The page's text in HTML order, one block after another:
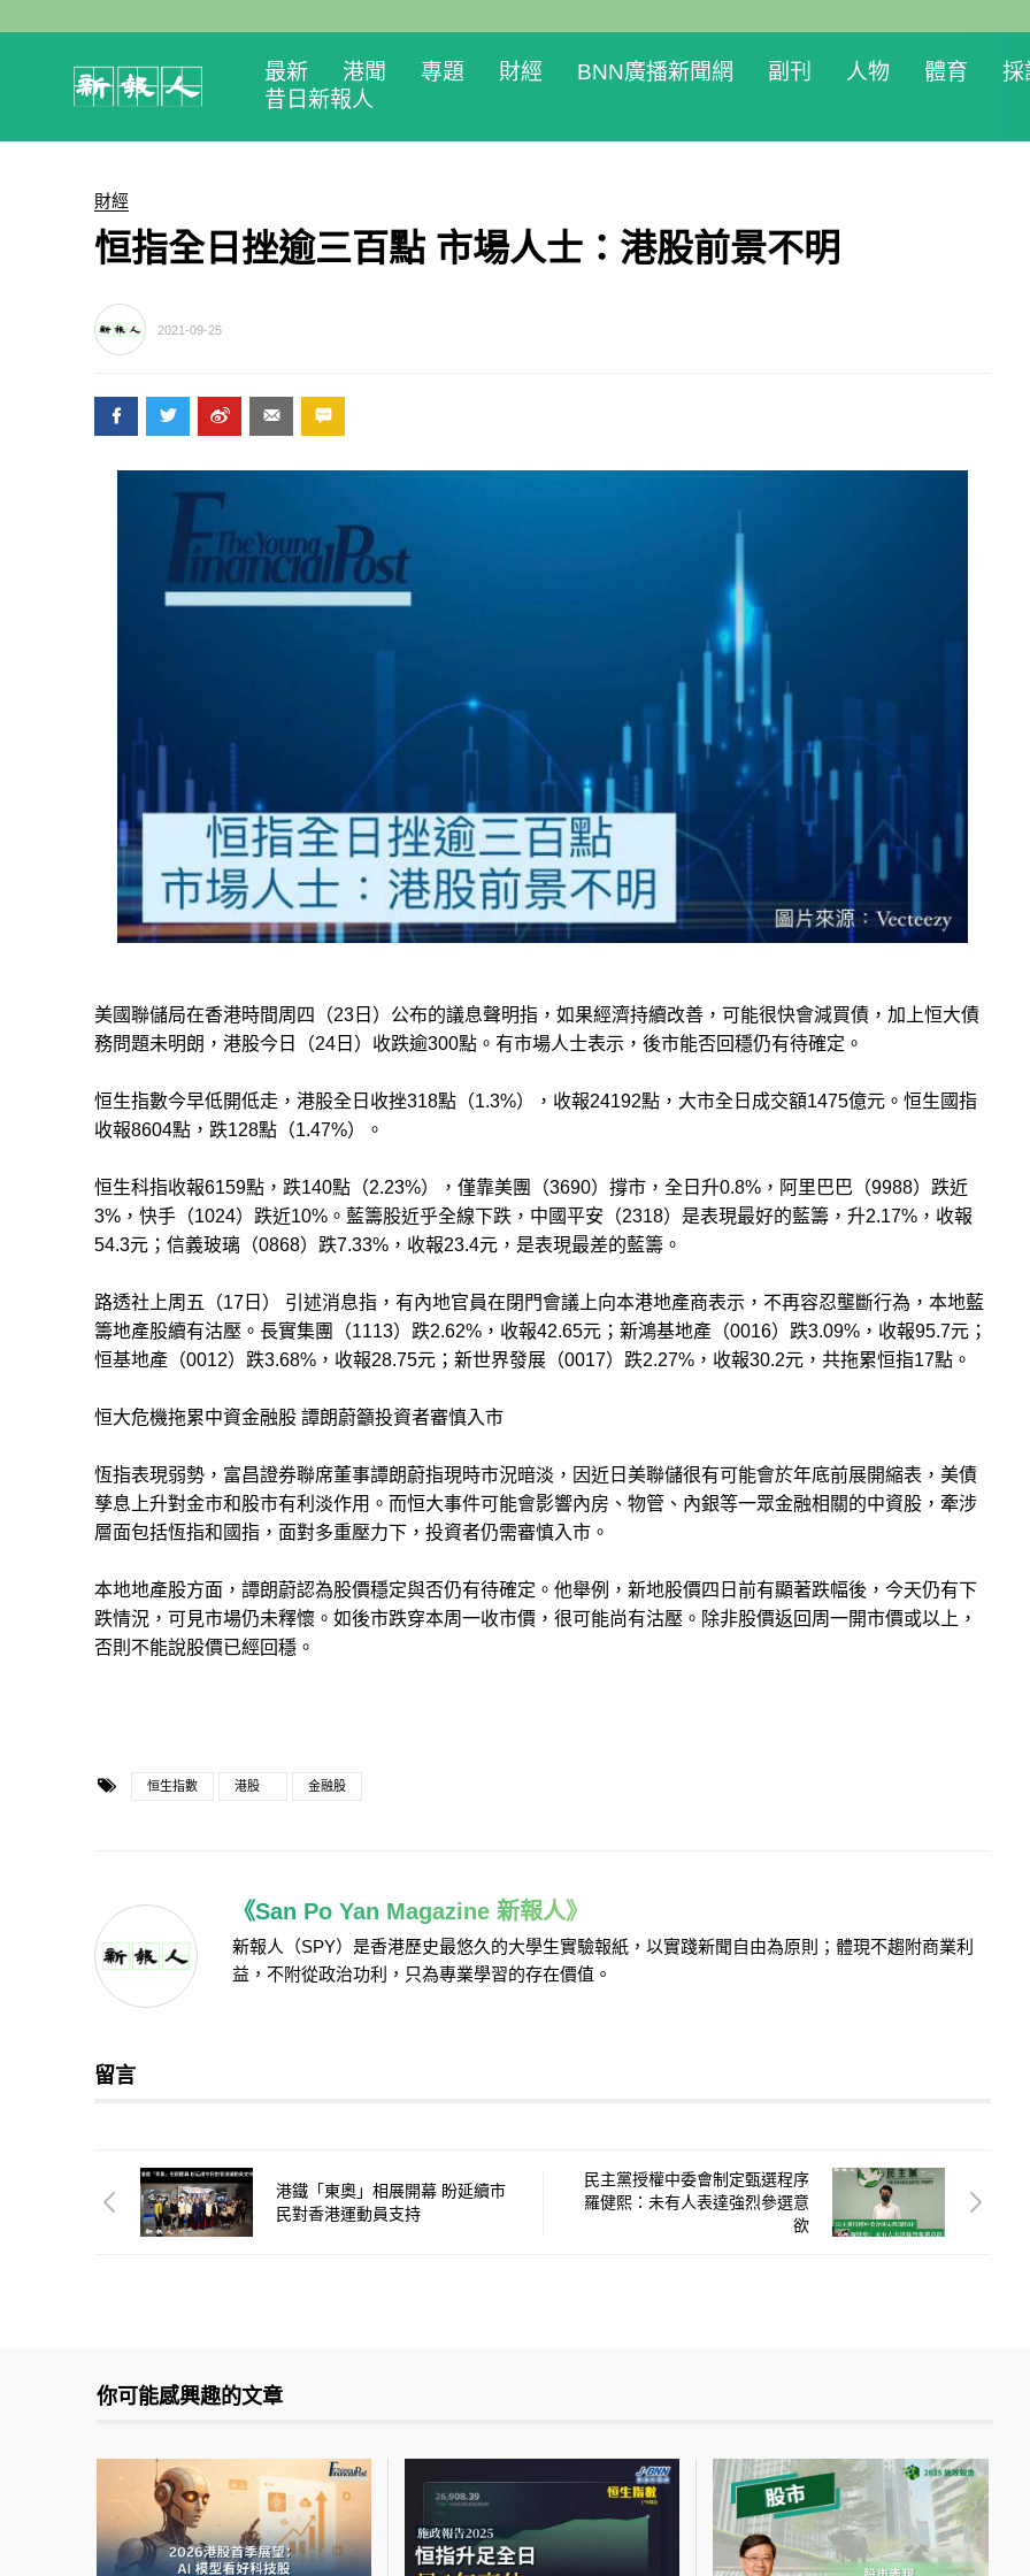
最新 港聞 專題 財經 BNN廣播新聞網 副刊 人物 體育 採
昔日新報人
財經
恒指全日挫逾三百點 市場人士：港股前景不明
2021-09-25
美國聯儲局在香港時間周四（23日）公布的議息聲明指，如果經濟持續改善，可能很快會減買債，加上恒大債
務問題未明朗，港股今日（24日）收跌逾300點。有市場人士表示，後市能否回穩仍有待確定。
恒生指數今早低開低走，港股全日收挫318點（1.3%），收報24192點，大市全日成交額1475億元。恒生國指
收報8604點，跌128點（1.47%）。
恒生科指收報6159點，跌140點（2.23%），僅靠美團（3690）撐市，全日升0.8%，阿里巴巴（9988）跌近
3%，快手（1024）跌近10%。藍籌股近乎全線下跌，中國平安（2318）是表現最好的藍籌，升2.17%，收報
54.3元；信義玻璃（0868）跌7.33%，收報23.4元，是表現最差的藍籌。
路透社上周五（17日） 引述消息指，有內地官員在閉門會議上向本港地產商表示，不再容忍壟斷行為，本地藍
籌地產股續有沽壓。長實集團（1113）跌2.62%，收報42.65元；新鴻基地產（0016）跌3.09%，收報95.7元；
恒基地產（0012）跌3.68%，收報28.75元；新世界發展（0017）跌2.27%，收報30.2元，共拖累恒指17點。
恒大危機拖累中資金融股 譚朗蔚籲投資者審慎入市
恆指表現弱勢，富昌證券聯席董事譚朗蔚​​指現時市況暗淡，因近日美聯儲很有可能會於年底前展開縮表，​​美債
孳息上升對金市和股市有利淡作用。而恒大事件可能會影響內房、物管、內銀等一眾金融相關的中資股，牽涉
層面包括恆指和國指，面對多重壓力下，投資者仍需審慎入市。
本地地產股方面，譚朗蔚​​認為股價穩定與否仍有待確定。他舉例，新地股價四日前有顯著跌幅後，今天仍有下
跌情況，可見市場仍未釋懷。如後市跌穿本周一收市價，很可能尚有沽壓。除非股價返回周一開市價或以上，
否則不能說股價已經回穩。
恒生指數 港股 金融股
《San Po Yan Magazine 新報人》
新報人（SPY）是香港歷史最悠久的大學生實驗報紙，以實踐新聞自由為原則；體現不趨附商業利
益，不附從政治功利，只為專業學習的存在價值。
留言
港鐵「東奧」相展開幕 盼延續市
民對香港運動員支持
民主黨授權中委會制定甄選程序
羅健熙：未有人表達強烈參選意
欲
你可能感興趣的文章